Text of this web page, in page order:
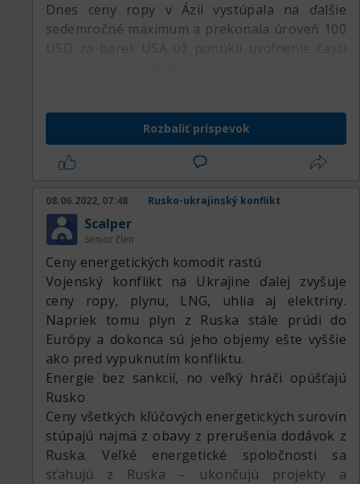
Dnes ceny ropy v Ázii vystúpala na ďalšie
sedemročné maximum a prekonala úroveň 100
USD za barel. USA už ponúkli uvoľnenie časti
Rozbaliť príspevok
08.06.2022, 07:48 Rusko-ukrajinský konflikt
Scalper
Senior člen
Ceny energetických komodít rastú
Vojenský konflikt na Ukrajine ďalej zvyšuje
ceny ropy, plynu, LNG, uhlia aj elektriny.
Napriek tomu plyn z Ruska stále prúdi do
Európy a dokonca sú jeho objemy ešte vyššie
ako pred vypuknutím konfliktu.
Energie bez sankcií, no veľký hráči opúšťajú
Rusko
Ceny všetkých kľúčových energetických surovín
stúpajú najmä z obavy z prerušenia dodávok z
Ruska. Veľké energetické spoločnosti sa
sťahujú z Ruska – ukončujú projekty a